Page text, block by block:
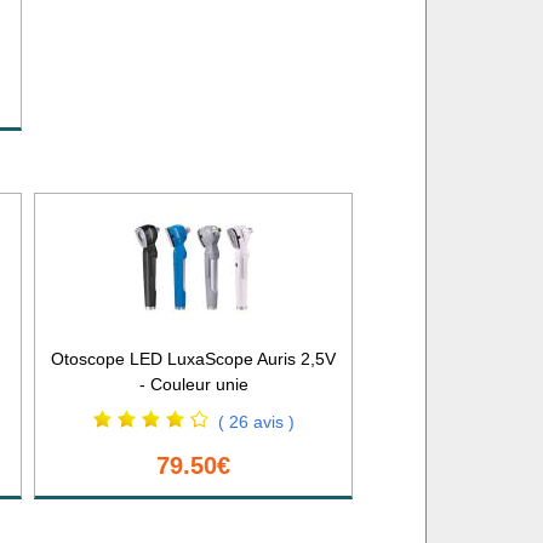
Otoscope LED LuxaScope Auris 2,5V
- Couleur unie
( 26 avis )
79.50€